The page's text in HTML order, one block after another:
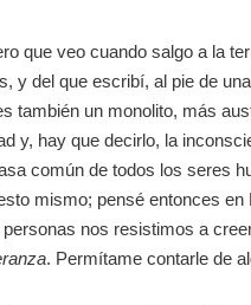
que veo cuando salgo a la
y del que escribí, al pie de
también un monolito, más
y, hay que decirlo, la
común de todos los seres
mismo; pensé entonces
nos resistimos a
. Permítame contarle de